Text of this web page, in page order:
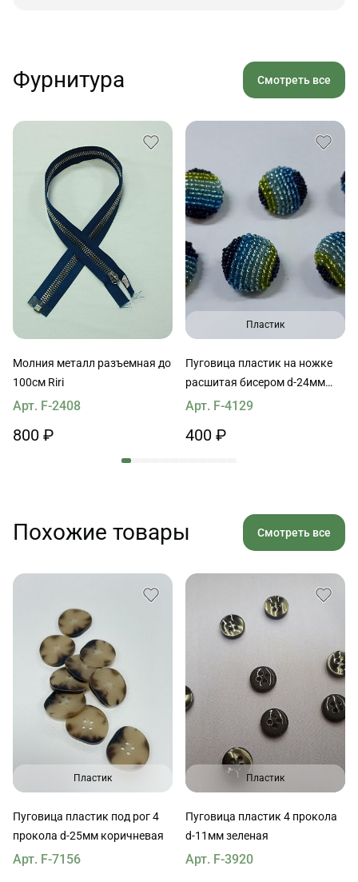
Фурнитура Смотреть все
Молния металл разъемная до
100см Riri
Арт. F-2408
800 ₽
Пластик
Пуговица пластик на ножке
расшитая бисером d-24мм
сине-зеленая
Арт. F-4129
400 ₽
Похожие товары Смотреть все
Пластик
Пуговица пластик под рог 4
прокола d-25мм коричневая
Арт. F-7156
Пластик
Пуговица пластик 4 прокола
d-11мм зеленая
Арт. F-3920